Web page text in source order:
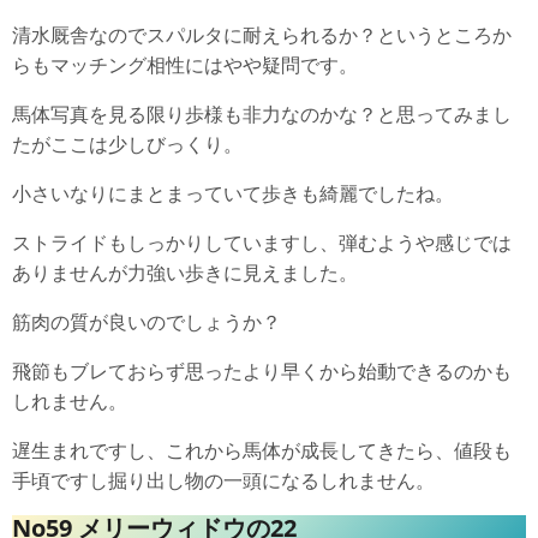
清水厩舎なのでスパルタに耐えられるか？というところか
らもマッチング相性にはやや疑問です。
馬体写真を見る限り歩様も非力なのかな？と思ってみまし
たがここは少しびっくり。
小さいなりにまとまっていて歩きも綺麗でしたね。
ストライドもしっかりしていますし、弾むようや感じでは
ありませんが力強い歩きに見えました。
筋肉の質が良いのでしょうか？
飛節もブレておらず思ったより早くから始動できるのかも
しれません。
遅生まれですし、これから馬体が成長してきたら、値段も
手頃ですし掘り出し物の一頭になるしれません。
No59 メリーウィドウの22